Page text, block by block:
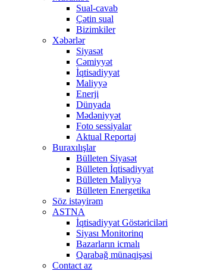
Sual-cavab
Çətin sual
Bizimkiler
Xəbərlər
Siyasət
Cəmiyyət
İqtisadiyyat
Maliyyə
Enerji
Dünyada
Mədəniyyət
Foto sessiyalar
Aktual Reportaj
Buraxılışlar
Bülleten Siyasət
Bülleten İqtisadiyyat
Bülleten Maliyyə
Bülleten Energetika
Söz istəyirəm
ASTNA
İqtisadiyyat Göstəriciləri
Siyası Monitorinq
Bazarların icmalı
Qarabağ münaqişəsi
Contact az